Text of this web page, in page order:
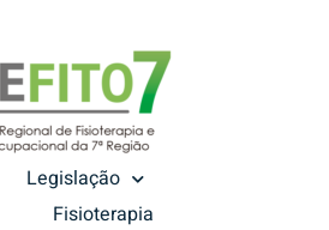
Legislação
Fisioterapia